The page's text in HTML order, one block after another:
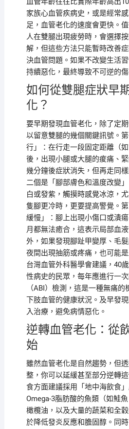
家族心血管疾病史，或是經常
足，血管老化的速度會更快。
人在雙腿出現疲勞時，會選擇
解，但這些方法只能暫時改善
決血管問題。如果不改變生活
持續惡化，最終導致不可逆的傷
如何從雙腿症狀早
化？
要早期發現血管老化，除了定
以留意雙腿的幾個關鍵訊號。
行」：在行走一段固定距離（如
後，出現小腿或大腿的痠痛、
幾分鐘後症狀消失，但再走同
二個是「腳部膚色和溫度改變
白或發紫，觸摸時感覺冰涼，
隻腳更冷時，更要提高警覺。
緩慢」：腳上出現小傷口或潰
月都無法癒合，這表示局部血
外，如果發現腳趾甲變厚、毛
夜間出現抽筋或疼痛，也可能
台灣血管外科醫學會建議，40
性病史的民眾，每年應進行一
（ABI）檢測，這是一種無痛
下肢血管的健康狀況。及早發
入治療，避免病情惡化。
逆轉血管老化：從
始
雖然血管老化是自然趨勢，但
整，你可以延緩甚至部分逆轉
食方面建議採用「地中海飲食
Omega-3脂肪酸的魚類（如鮭
橄欖油，以及大量的蔬菜和全
於降低發炎反應和膽固醇。同